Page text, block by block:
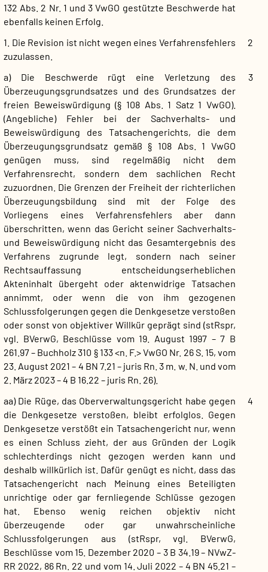
132 Abs. 2 Nr. 1 und 3 VwGO gestützte Beschwerde hat
ebenfalls keinen Erfolg.
2
1. Die Revision ist nicht wegen eines Verfahrensfehlers
zuzulassen.
3
a) Die Beschwerde rügt eine Verletzung des
Überzeugungsgrundsatzes und des Grundsatzes der
freien Beweiswürdigung (§ 108 Abs. 1 Satz 1 VwGO).
(Angebliche) Fehler bei der Sachverhalts- und
Beweiswürdigung des Tatsachengerichts, die dem
Überzeugungsgrundsatz gemäß § 108 Abs. 1 VwGO
genügen muss, sind regelmäßig nicht dem
Verfahrensrecht, sondern dem sachlichen Recht
zuzuordnen. Die Grenzen der Freiheit der richterlichen
Überzeugungsbildung sind mit der Folge des
Vorliegens eines Verfahrensfehlers aber dann
überschritten, wenn das Gericht seiner Sachverhalts-
und Beweiswürdigung nicht das Gesamtergebnis des
Verfahrens zugrunde legt, sondern nach seiner
Rechtsauffassung entscheidungserheblichen
Akteninhalt übergeht oder aktenwidrige Tatsachen
annimmt, oder wenn die von ihm gezogenen
Schlussfolgerungen gegen die Denkgesetze verstoßen
oder sonst von objektiver Willkür geprägt sind (stRspr,
vgl. BVerwG, Beschlüsse vom 19. August 1997 – 7 B
261.97 – Buchholz 310 § 133 <n. F.> VwGO Nr. 26 S. 15, vom
23. August 2021 – 4 BN 7.21 – juris Rn. 3 m. w. N. und vom
2. März 2023 – 4 B 16.22 – juris Rn. 26).
4
aa) Die Rüge, das Oberverwaltungsgericht habe gegen
die Denkgesetze verstoßen, bleibt erfolglos. Gegen
Denkgesetze verstößt ein Tatsachengericht nur, wenn
es einen Schluss zieht, der aus Gründen der Logik
schlechterdings nicht gezogen werden kann und
deshalb willkürlich ist. Dafür genügt es nicht, dass das
Tatsachengericht nach Meinung eines Beteiligten
unrichtige oder gar fernliegende Schlüsse gezogen
hat. Ebenso wenig reichen objektiv nicht
überzeugende oder gar unwahrscheinliche
Schlussfolgerungen aus (stRspr, vgl. BVerwG,
Beschlüsse vom 15. Dezember 2020 – 3 B 34.19 – NVwZ-
RR 2022, 86 Rn. 22 und vom 14. Juli 2022 – 4 BN 45.21 –